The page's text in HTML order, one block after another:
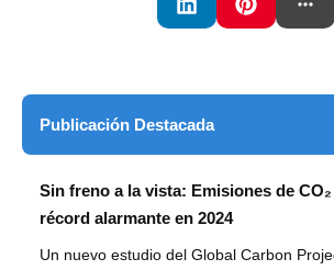
Publicación Destacada
Sin freno a la vista: Emisiones de
récord alarmante en 2024
Un nuevo estudio del Global Carbon